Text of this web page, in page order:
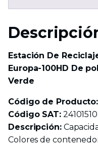
Verde
Estación De
Europa-100HD De
Verde
Código de Producto:
Código SAT:24101510
Descripción:
Colores de